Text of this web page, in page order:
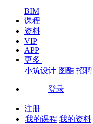
BIM
课程
资料
VIP
APP
更多
小筑设计 图酷 招聘
登录
注册
我的课程 我的资料